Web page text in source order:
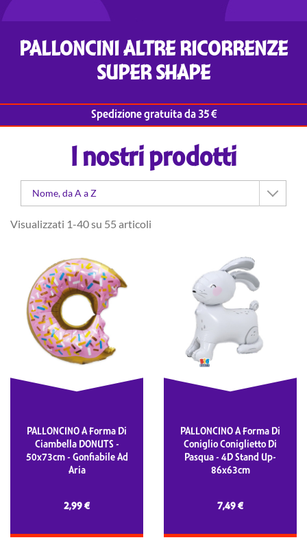
PALLONCINI ALTRE RICORRENZE
SUPER SHAPE
Spedizione gratuita da 35 €
I nostri prodotti
Nome, da A a Z
Visualizzati 1-40 su 55 articoli
PALLONCINO A Forma Di
Ciambella DONUTS -
50x73cm - Gonfiabile Ad
Aria
2,99 €
PALLONCINO A Forma Di
Coniglio Coniglietto Di
Pasqua - 4D Stand Up-
86x63cm
7,49 €